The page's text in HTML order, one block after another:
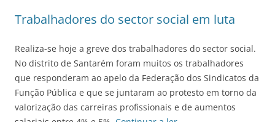
Trabalhadores do sector social em luta
Realiza-se hoje a greve dos trabalhadores do sector social.
No distrito de Santarém foram muitos os trabalhadores
que responderam ao apelo da Federação dos Sindicatos da
Função Pública e que se juntaram ao protesto em torno da
valorização das carreiras profissionais e de aumentos